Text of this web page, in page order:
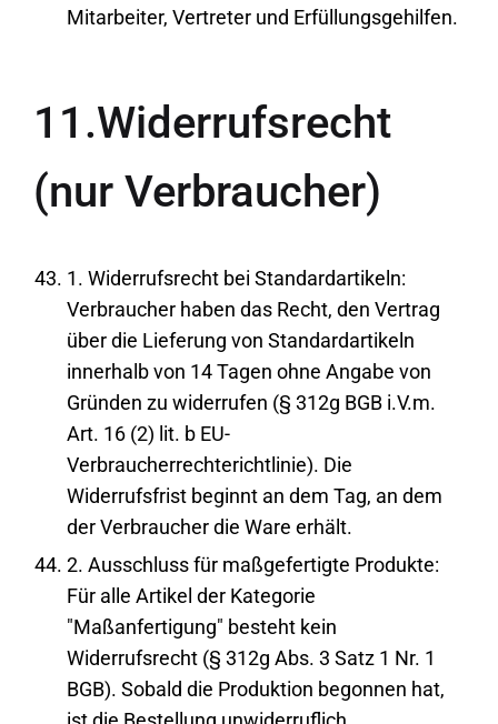
Mitarbeiter, Vertreter und Erfüllungsgehilfen.
11.Widerrufsrecht
(nur Verbraucher)
1. Widerrufsrecht bei Standardartikeln:
Verbraucher haben das Recht, den Vertrag
über die Lieferung von Standardartikeln
innerhalb von 14 Tagen ohne Angabe von
Gründen zu widerrufen (§ 312g BGB i.V.m.
Art. 16 (2) lit. b EU-
Verbraucherrechterichtlinie). Die
Widerrufsfrist beginnt an dem Tag, an dem
der Verbraucher die Ware erhält.
2. Ausschluss für maßgefertigte Produkte:
Für alle Artikel der Kategorie
"Maßanfertigung" besteht kein
Widerrufsrecht (§ 312g Abs. 3 Satz 1 Nr. 1
BGB). Sobald die Produktion begonnen hat,